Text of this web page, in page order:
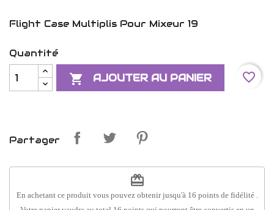
Flight Case Multiplis Pour Mixeur 19
Quantité
 AJOUTER AU PANIER favorite_border
Partager
redeem
En achetant ce produit vous pouvez obtenir jusqu'à 16 points de fidélité.